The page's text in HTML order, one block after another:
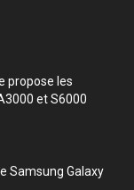
propose les
et S6000
Samsung Galaxy